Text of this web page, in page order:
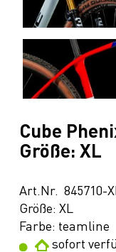
Cube
Größe: XL
Art.Nr. 845710-
Größe: XL
Farbe: teamline
sofort